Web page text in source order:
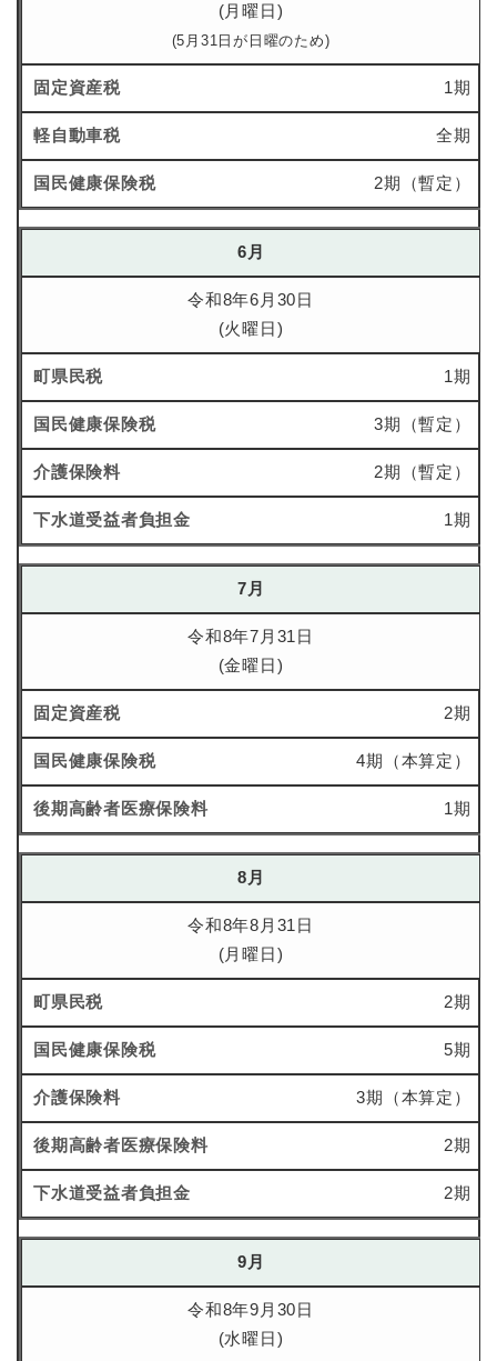
(月曜日)
(5月31日が日曜のため)
1期
全期
2期（暫定）
6月
令和8年6月30日
(火曜日)
1期
3期（暫定）
2期（暫定）
1期
7月
令和8年7月31日
(金曜日)
2期
4期（本算定）
1期
8月
令和8年8月31日
(月曜日)
2期
5期
3期（本算定）
2期
2期
9月
令和8年9月30日
(水曜日)